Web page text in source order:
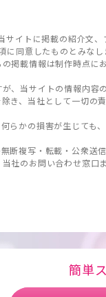
イトに掲載の紹介文
同意したものとみなし
掲載情報は制作時点
、当サイトの情報内
き、当社として一切の
かの損害が生じても
断複写・転載・公衆送信
のお問い合わせ窓口
簡単